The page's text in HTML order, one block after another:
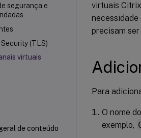
segurança e
(TLS)
virtuais
de conteúdo
virtuais
necessidade
precisam
Para
O nome
exemplo,